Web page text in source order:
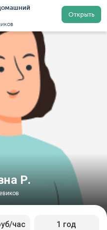
Открыть
в Санкт-Петербурге
Р.
час 1 год